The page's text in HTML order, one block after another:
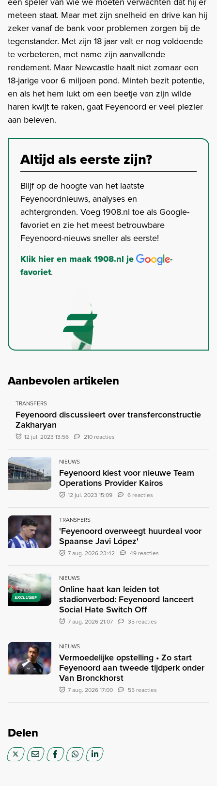
meteen staat. Maar met zijn snelheid en drive kan hij
zeker vanaf de bank voor problemen zorgen bij de
tegenstander. Met zijn 18 jaar valt er nog voldoende
te verbeteren, met name zijn aanvallende
rendement. Maar Newcastle haalt niet zomaar een
18-jarige voor 6 miljoen pond. Minteh bezit potentie,
en als het hem lukt om een beetje van zijn wilde
haren kwijt te raken, gaat Feyenoord er veel plezier
aan beleven.
Altijd als eerste zijn?
Blijf op de hoogte van het laatste
Feyenoordnieuws, analyses en
achtergronden. Voeg 1908.nl toe als Google-
favoriet en zie het meest betrouwbare
Feyenoord-nieuws sneller als eerste!
Klik hier en maak 1908.nl je
-
favoriet.
Aanbevolen artikelen
TRANSFERS
Feyenoord discussieert over transferconstructie
Zakharyan
12 jul. 2023 13:56 210 reacties
NIEUWS
Feyenoord kiest voor nieuwe Team
Operations Provider Kairos
12 jul. 2023 15:09 6 reacties
TRANSFERS
'Feyenoord overweegt huurdeal voor
Spaanse Javi López'
7 aug. 2026 23:42 49 reacties
EXCLUSIEF
NIEUWS
Online haat kan leiden tot
stadionverbod: Feyenoord lanceert
Social Hate Switch Off
7 aug. 2026 21:07 35 reacties
NIEUWS
Vermoedelijke opstelling • Zo start
Feyenoord aan tweede tijdperk onder
Van Bronckhorst
7 aug. 2026 17:00 55 reacties
Delen